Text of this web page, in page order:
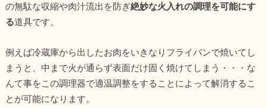
の無駄な収縮や肉汁流出を防ぎ絶妙な火入れの調理を可能にす
る道具です。
例えば冷蔵庫から出したお肉をいきなりフライパンで焼いてし
まうと、中まで火が通らず表面だけ固く焼けてしまう・・・な
んて事をこの調理器で適温調整をすることによって解消するこ
とが可能になります。